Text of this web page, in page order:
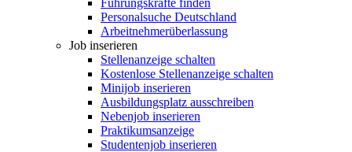
Führungskräfte finden
Personalsuche Deutschland
Arbeitnehmerüberlassung
Job inserieren
Stellenanzeige schalten
Kostenlose Stellenanzeige schalten
Minijob inserieren
Ausbildungsplatz ausschreiben
Nebenjob inserieren
Praktikumsanzeige
Studentenjob inserieren